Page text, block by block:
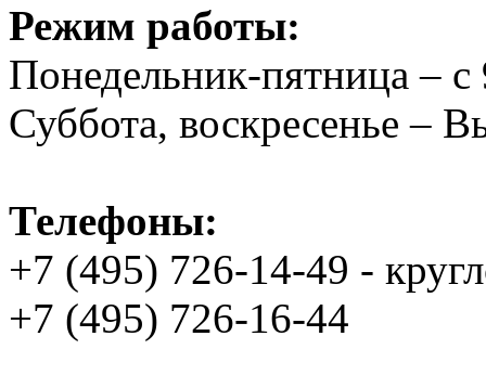
Режим работы:
Понедельник-пятница –
Суббота, воскресенье –
Телефоны:
+7 (495) 726-14-49 -
+7 (495) 726-16-44